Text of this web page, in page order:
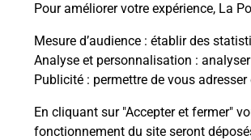
Pour améliorer votre expérience, La
Mesure d’audience : établir des
Analyse et personnalisation :
Publicité : permettre de vous
En cliquant sur "Accepter et fermer"
fonctionnement du site seront